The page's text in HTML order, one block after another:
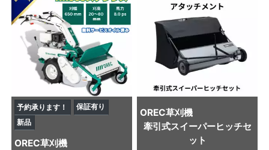
予約承ります！
保証有り
新品
OREC草刈機
OREC草刈機
牽引式スイーパーヒッチセ
ット